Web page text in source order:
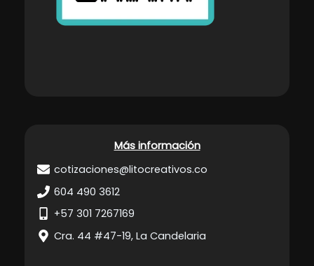
Más información
cotizaciones@litocreativos.co
604 490 3612
+57 301 7267169
Cra. 44 #47-19, La Candelaria